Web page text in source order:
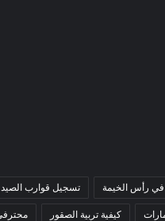
في رأس الخيمة تسجيل قوارب الصيد
كيفية تربية الصقور